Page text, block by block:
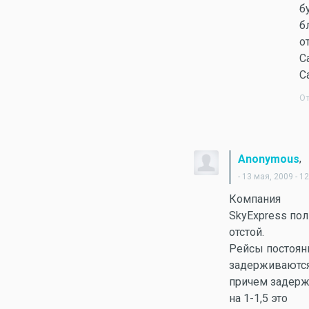
Anonymous,
- 13 мая, 2009 -
Компания
SkyExpress
отстой.
Рейсы
причем
на 1-1,5 это